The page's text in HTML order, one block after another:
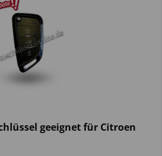
geeignet für Citroen